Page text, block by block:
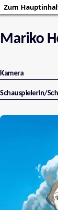
Zum
Mariko
Kamera
Schauspielerin/